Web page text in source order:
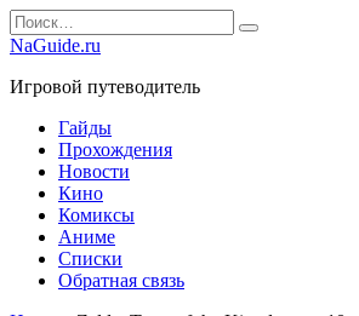
Перейти
к
Search
for:
NaGuide.ru
Игровой путеводитель
Гайды
Прохождения
Новости
Кино
Комиксы
Аниме
Списки
Обратная связь